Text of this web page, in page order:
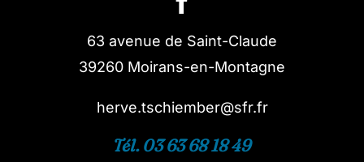
63 avenue de Saint-Claude
39260 Moirans-en-Montagne
herve.tschiember@sfr.fr
Tél. 03 63 68 18 49